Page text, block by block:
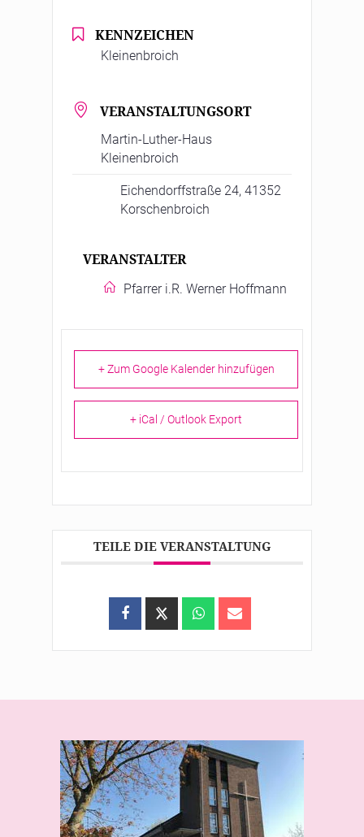
KENNZEICHEN
Kleinenbroich
VERANSTALTUNGSORT
Martin-Luther-Haus
Kleinenbroich
Eichendorffstraße 24, 41352
Korschenbroich
VERANSTALTER
Pfarrer i.R. Werner Hoffmann
+ Zum Google Kalender hinzufügen
+ iCal / Outlook Export
TEILE DIE VERANSTALTUNG